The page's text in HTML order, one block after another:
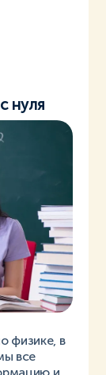
нуля
физике, в
все